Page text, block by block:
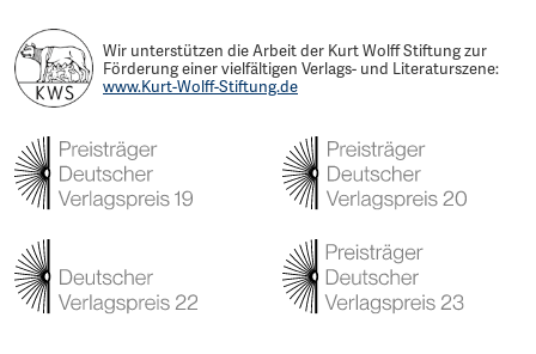
Wir unterstützen die Arbeit der Kurt Wolff Stiftung zur
Förderung einer vielfältigen Verlags- und Literaturszene:
www.Kurt-Wolff-Stiftung.de